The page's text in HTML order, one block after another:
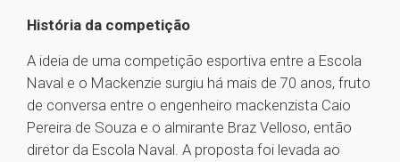
História da competição
A ideia de uma competição esportiva entre a Escola
Naval e o Mackenzie surgiu há mais de 70 anos, fruto
de conversa entre o engenheiro mackenzista Caio
Pereira de Souza e o almirante Braz Velloso, então
diretor da Escola Naval. A proposta foi levada ao